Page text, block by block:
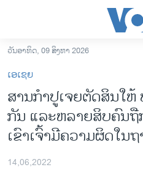
ເຂົ້າ
ຫາ
ຂ້າມ
ຂ້າມ
ໄປ
ຫາ
ຊອກ
ອາເມຣິກາ
ການເລືອກຕັ້ງ ປະທານາທີບໍດີ ສະຫ
ວັນອາທິດ, 09 ສິງຫາ 2026
ເອເຊຍ
ສານ​ກຳ​ປ​ູ​ເຈຍ​ຕັດ​ສິນ​ໃຫ້
ກັນ ແລະ​ຫລາຍ​ສິ​ບ​ຄົນ​ຖື
ເຂົາ​ເຈົ້າ​ມີ​ຄວາມ​ຜິດໃນ​
14,06,2022